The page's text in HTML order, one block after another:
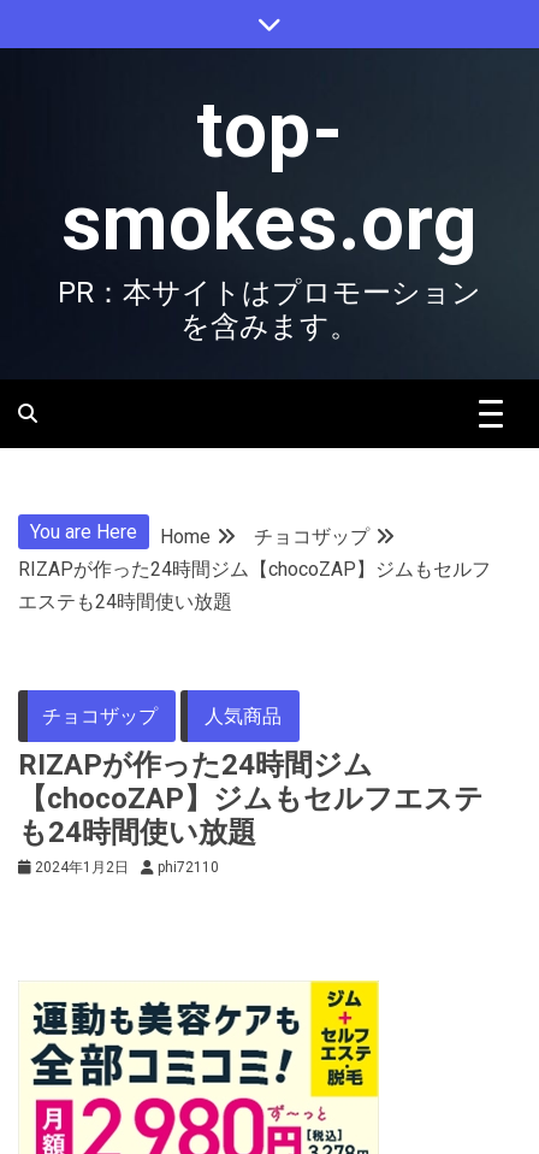
to
top-
smokes.org
PR：本サイトはプロモーション
を含みます。
You are Here Home
チョコザップ
RIZAPが作った24時間ジム【chocoZAP】ジムもセルフ
エステも24時間使い放題
チョコザップ 人気商品
RIZAPが作った24時間ジム
【chocoZAP】ジムもセルフエステ
も24時間使い放題
2024年1月2日 phi72110